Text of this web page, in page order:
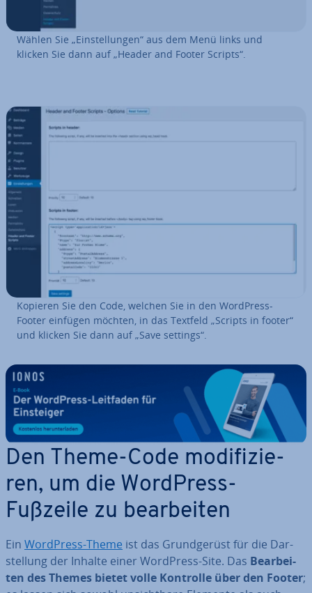
Wählen Sie „Ein­stel­lun­gen“ aus dem Menü links und
klicken Sie dann auf „Header and Footer Scripts“.
Kopieren Sie den Code, welchen Sie in den WordPress-
Footer einfügen möchten, in das Textfeld „Scripts in footer“
und klicken Sie dann auf „Save settings“.
Den Theme-Code mo­di­fi­zie­
ren, um die WordPress-
Fußzeile zu be­ar­bei­ten
Ein WordPress-Theme ist das Grund­ge­rüst für die Dar­
stel­lung der Inhalte einer WordPress-Site. Das Be­ar­bei­
ten des Themes bietet volle Kontrolle über den Footer;